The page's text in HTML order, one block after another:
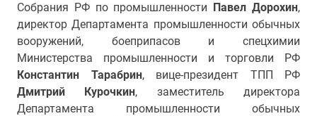
Собрания РФ по промышленности Павел Дорохин,
директор Департамента промышленности обычных
вооружений, боеприпасов и спецхимии
Министерства промышленности и торговли РФ
Константин Тарабрин, вице-президент ТПП РФ
Дмитрий Курочкин, заместитель директора
Департамента промышленности обычных